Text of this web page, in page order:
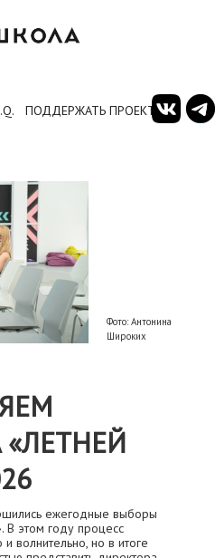
ПОДДЕРЖАТЬ ПРОЕКТ
Фото: Антонина
Широких
ежегодные выборы
В этом году процесс
волнительно, но в итоге